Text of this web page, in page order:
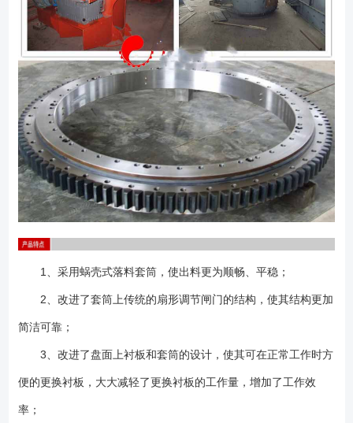
1、采用蜗壳式落料套筒，使出料更为顺畅、平稳；
2、改进了套筒上传统的扇形调节闸门的结构，使其结构更加
简洁可靠；
3、改进了盘面上衬板和套筒的设计，使其可在正常工作时方
便的更换衬板，大大减轻了更换衬板的工作量，增加了工作效
率；